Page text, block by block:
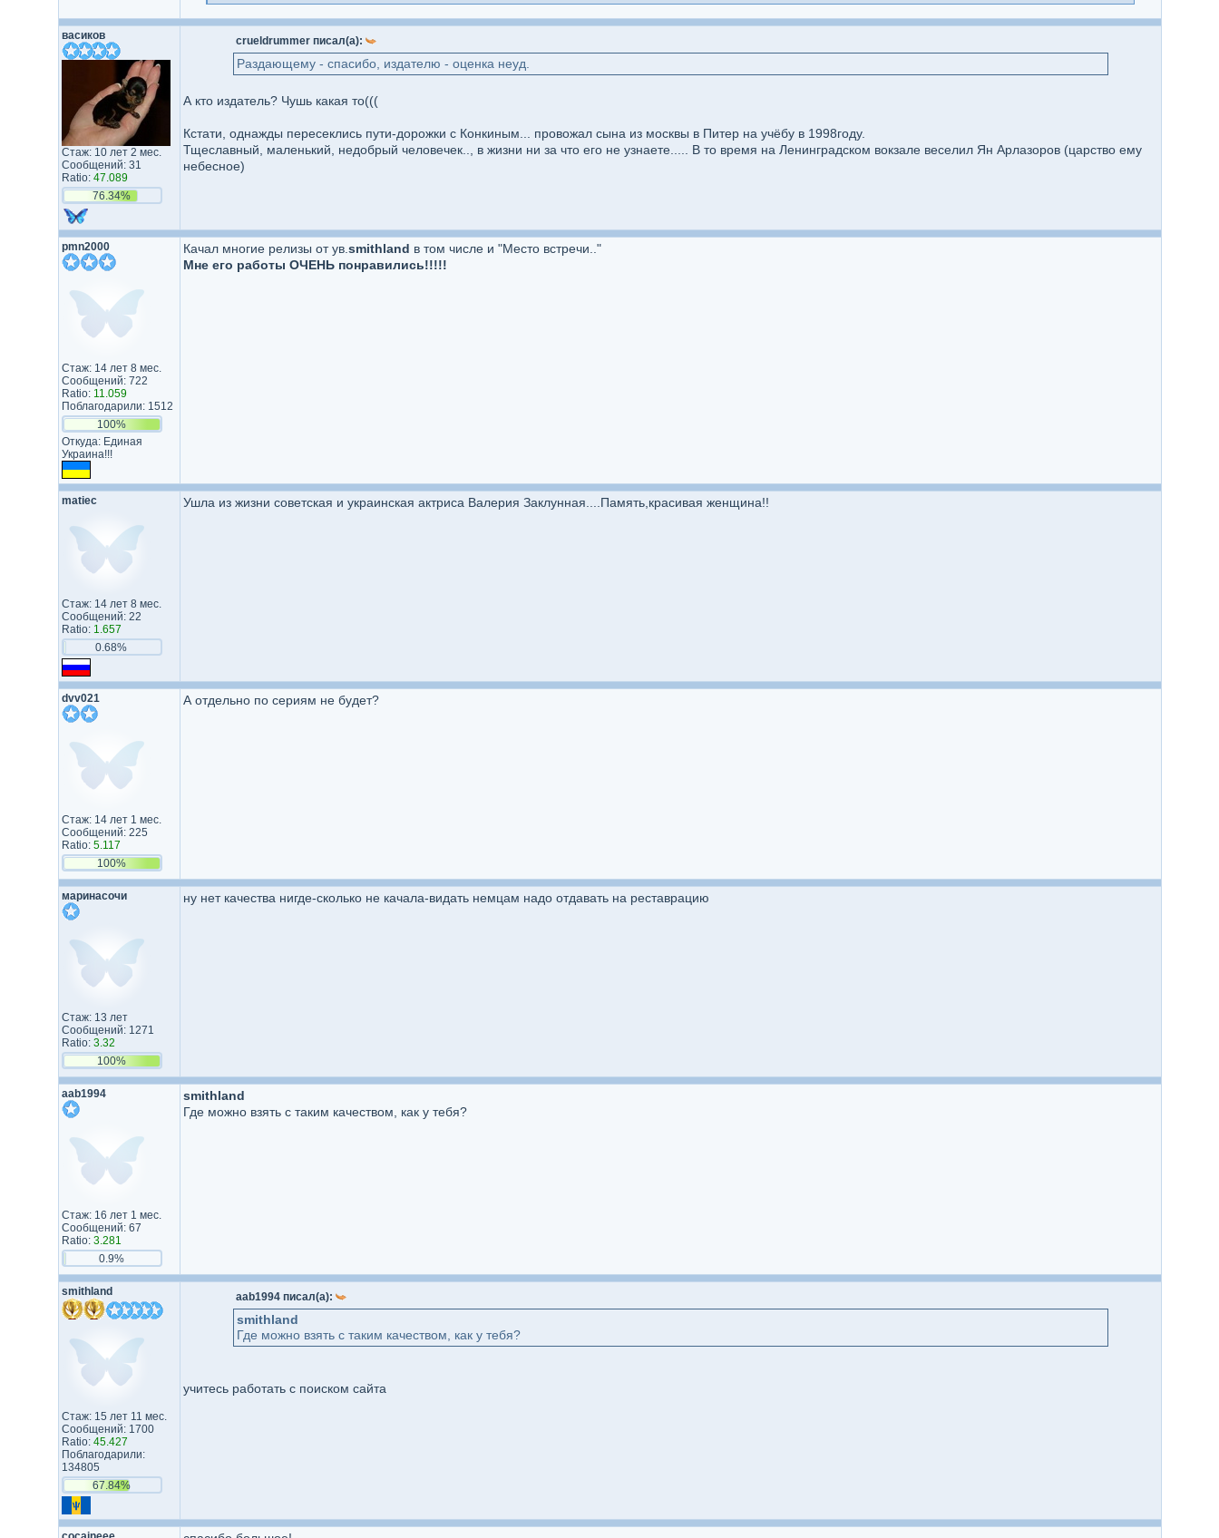
васиков
Стаж: 10 лет 2 мес.
Сообщений: 31
Ratio: 47.089
76.34%
crueldrummer писал(а):
Раздающему - спасибо, издателю - оценка неуд.
А кто издатель? Чушь какая то(((
Кстати, однажды пересеклись пути-дорожки с Конкиным... провожал сына из москвы в Питер на учёбу в 1998году.
Тщеславный, маленький, недобрый человечек.., в жизни ни за что его не узнаете..... В то время на Ленинградском вокзале веселил Ян Арлазоров (царство ему
небесное)
pmn2000
Стаж: 14 лет 8 мес.
Сообщений: 722
Ratio: 11.059
Поблагодарили: 1512
100%
Откуда: Единая
Украина!!!
Качал многие релизы от ув. smithland в том числе и "Место встречи.."
Мне его работы ОЧЕНЬ понравились!!!!!
matiec
Стаж: 14 лет 8 мес.
Сообщений: 22
Ratio: 1.657
0.68%
Ушла из жизни советская и украинская актриса Валерия Заклунная....Память,красивая женщина!!
dvv021
Стаж: 14 лет 1 мес.
Сообщений: 225
Ratio: 5.117
100%
А отдельно по сериям не будет?
маринасочи
Стаж: 13 лет
Сообщений: 1271
Ratio: 3.32
100%
ну нет качества нигде-сколько не качала-видать немцам надо отдавать на реставрацию
aab1994
Стаж: 16 лет 1 мес.
Сообщений: 67
Ratio: 3.281
0.9%
smithland
Где можно взять с таким качеством, как у тебя?
smithland
Стаж: 15 лет 11 мес.
Сообщений: 1700
Ratio: 45.427
Поблагодарили:
134805
67.84%
aab1994 писал(а):
smithland
Где можно взять с таким качеством, как у тебя?
учитесь работать с поиском сайта